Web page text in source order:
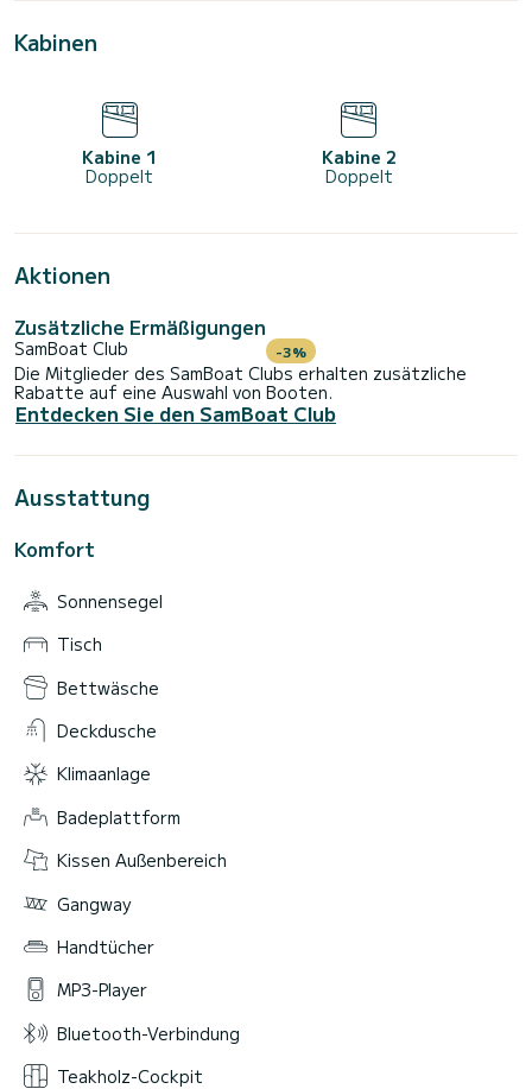
Kabinen
Kabine 1
Doppelt
Kabine 2
Doppelt
Aktionen
Zusätzliche Ermäßigungen
SamBoat Club -3%
Die Mitglieder des SamBoat Clubs erhalten zusätzliche
Rabatte auf eine Auswahl von Booten.
Entdecken Sie den SamBoat Club
Ausstattung
Komfort
Sonnensegel
Tisch
Bettwäsche
Deckdusche
Klimaanlage
Badeplattform
Kissen Außenbereich
Gangway
Handtücher
MP3-Player
Bluetooth-Verbindung
Teakholz-Cockpit